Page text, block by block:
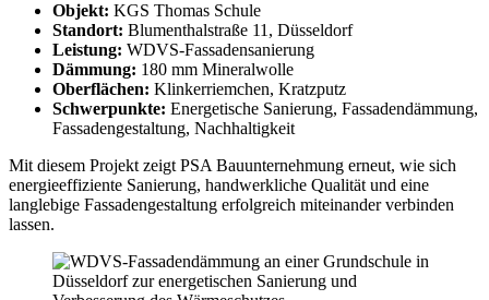
Objekt: KGS Thomas Schule
Standort: Blumenthalstraße 11, Düsseldorf
Leistung: WDVS-Fassadensanierung
Dämmung: 180 mm Mineralwolle
Oberflächen: Klinkerriemchen, Kratzputz
Schwerpunkte: Energetische Sanierung, Fassadendämmung,
Fassadengestaltung, Nachhaltigkeit
Mit diesem Projekt zeigt PSA Bauunternehmung erneut, wie sich
energieeffiziente Sanierung, handwerkliche Qualität und eine
langlebige Fassadengestaltung erfolgreich miteinander verbinden
lassen.